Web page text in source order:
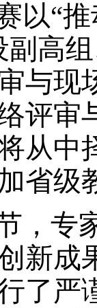
以“
副高
与现
评审
从中
省级
，专
新成
了严